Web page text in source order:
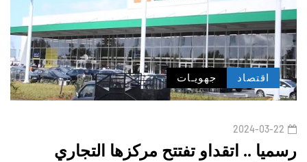
اقتصاد جهويـات
2024-03-22
رسميا .. اتقداو تفتتح مركزها التجاري